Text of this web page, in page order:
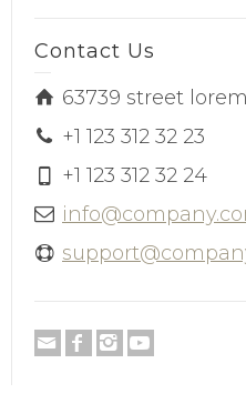
Contact Us
63739 street
+1 123 312 32 23
+1 123 312 32 24